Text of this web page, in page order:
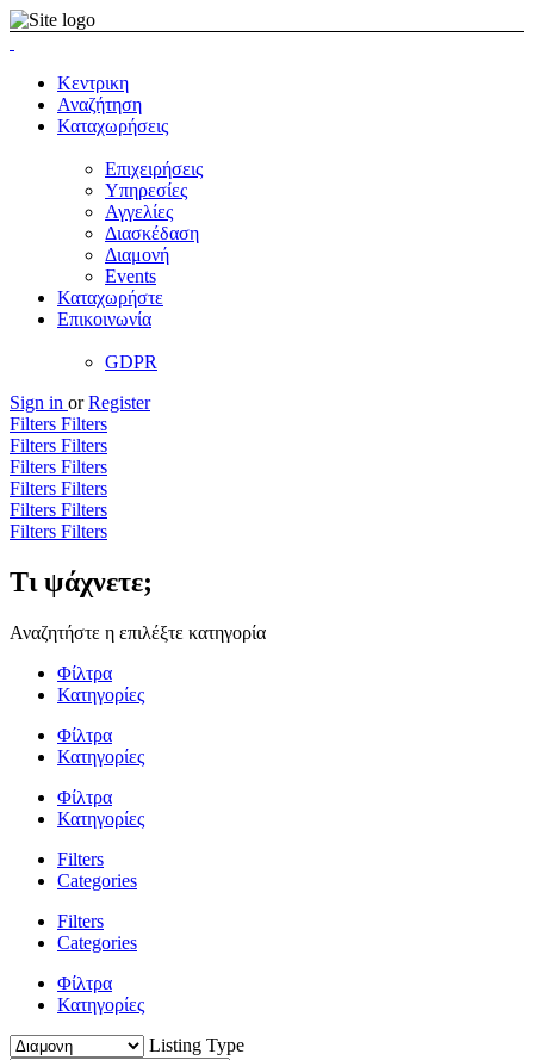
Κεντρικη
Αναζήτηση
Καταχωρήσεις
Επιχειρήσεις
Υπηρεσίες
Αγγελίες
Διασκέδαση
Διαμονή
Events
Καταχωρήστε
Επικοινωνία
GDPR
Sign in or Register
Filters Filters
Filters Filters
Filters Filters
Filters Filters
Filters Filters
Filters Filters
Τι ψάχνετε;
Αναζητήστε η επιλέξτε κατηγορία
Φίλτρα
Κατηγορίες
Φίλτρα
Κατηγορίες
Φίλτρα
Κατηγορίες
Filters
Categories
Filters
Categories
Φίλτρα
Κατηγορίες
Listing Type